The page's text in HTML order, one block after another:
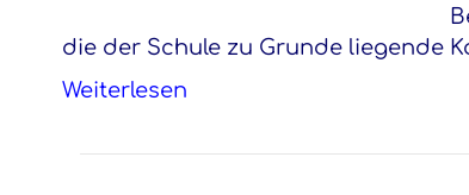
die der Schule zu Grunde liegende
Weiterlesen